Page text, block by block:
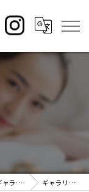
ラリー ギャラリー19